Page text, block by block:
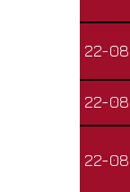
22-08
22-08
22-08